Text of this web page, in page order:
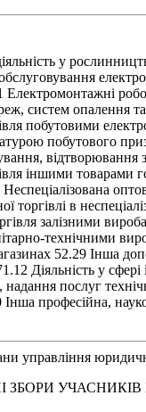
у
Електромонтажні
систем опалення
побутовими
побутового
відтворювання
іншими товарами
торгівлі в
залізними
технічними
52.29 Інша
Діяльність у
надання послуг
професійна,
управління
ЗБОРИ УЧАСНИКІВ